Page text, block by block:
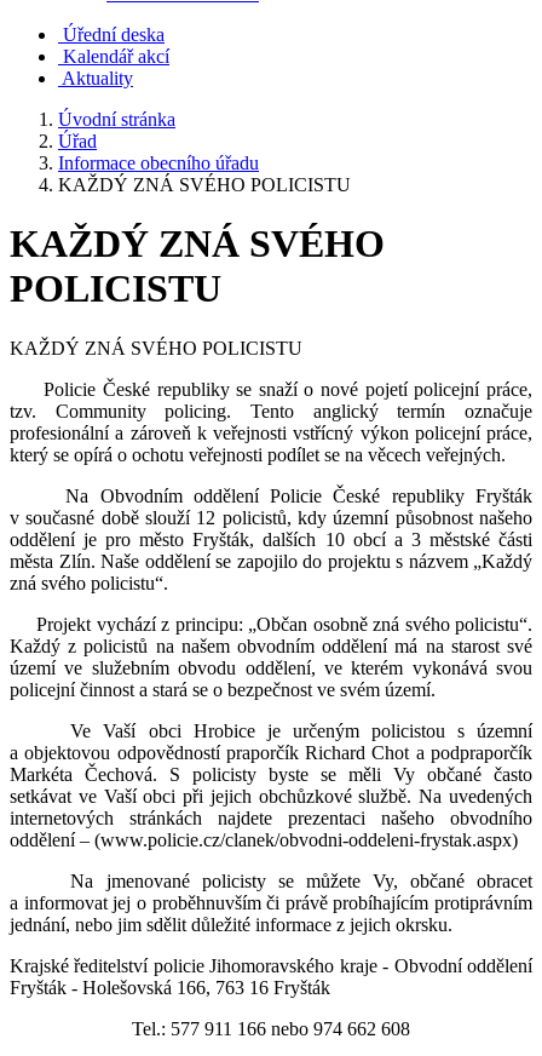
Úřední deska
Kalendář akcí
Aktuality
Úvodní stránka
Úřad
Informace obecního úřadu
KAŽDÝ ZNÁ SVÉHO POLICISTU
KAŽDÝ ZNÁ SVÉHO
POLICISTU
KAŽDÝ ZNÁ SVÉHO POLICISTU
Policie České republiky se snaží o nové pojetí policejní práce,
tzv. Community policing. Tento anglický termín označuje
profesionální a zároveň k veřejnosti vstřícný výkon policejní práce,
který se opírá o ochotu veřejnosti podílet se na věcech veřejných.
Na Obvodním oddělení Policie České republiky Fryšták
v současné době slouží 12 policistů, kdy územní působnost našeho
oddělení je pro město Fryšták, dalších 10 obcí a 3 městské části
města Zlín. Naše oddělení se zapojilo do projektu s názvem „Každý
zná svého policistu“.
Projekt vychází z principu: „Občan osobně zná svého policistu“.
Každý z policistů na našem obvodním oddělení má na starost své
území ve služebním obvodu oddělení, ve kterém vykonává svou
policejní činnost a stará se o bezpečnost ve svém území.
Ve Vaší obci Hrobice je určeným policistou s územní
a objektovou odpovědností praporčík Richard Chot a podpraporčík
Markéta Čechová. S policisty byste se měli Vy občané často
setkávat ve Vaší obci při jejich obchůzkové službě. Na uvedených
internetových stránkách najdete prezentaci našeho obvodního
oddělení – (www.policie.cz/clanek/obvodni-oddeleni-frystak.aspx)
Na jmenované policisty se můžete Vy, občané obracet
a informovat jej o proběhnuvším či právě probíhajícím protiprávním
jednání, nebo jim sdělit důležité informace z jejich okrsku.
Krajské ředitelství policie Jihomoravského kraje - Obvodní oddělení
Fryšták - Holešovská 166, 763 16 Fryšták
Tel.: 577 911 166 nebo 974 662 608